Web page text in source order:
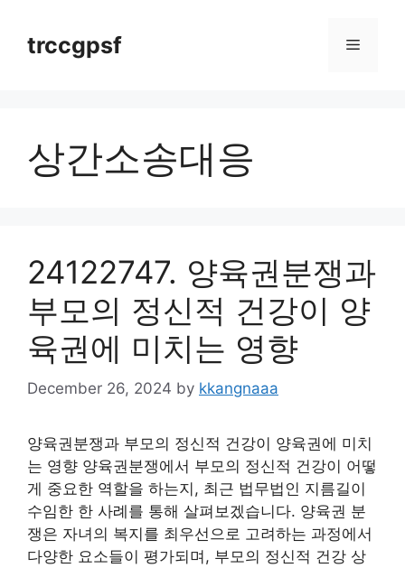
contenttrccgpsf Menu
상간소송대응
24122747. 양육권분쟁과
부모의 정신적 건강이 양
육권에 미치는 영향
December 26, 2024 by kkangnaaa
양육권분쟁과 부모의 정신적 건강이 양육권에 미치
는 영향 양육권분쟁에서 부모의 정신적 건강이 어떻
게 중요한 역할을 하는지, 최근 법무법인 지름길이
수임한 한 사례를 통해 살펴보겠습니다. 양육권 분
쟁은 자녀의 복지를 최우선으로 고려하는 과정에서
다양한 요소들이 평가되며, 부모의 정신적 건강 상